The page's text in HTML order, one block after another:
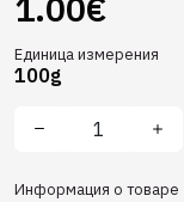
1.00€
Единица измерения
100g
Информация о товаре